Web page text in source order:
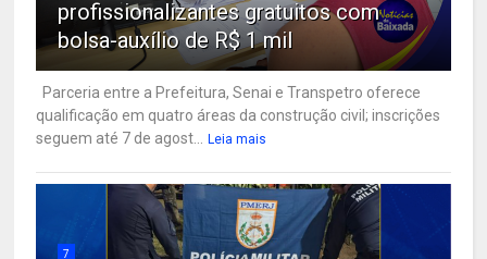
profissionalizantes gratuitos com
bolsa-auxílio de R$ 1 mil
Parceria entre a Prefeitura, Senai e Transpetro oferece
qualificação em quatro áreas da construção civil; inscrições
seguem até 7 de agost...
Leia mais
7